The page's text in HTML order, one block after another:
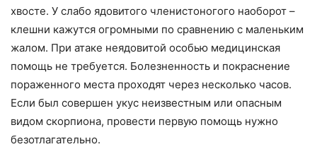
хвосте. У слабо ядовитого членистоногого наоборот –
клешни кажутся огромными по сравнению с маленьким
жалом. При атаке неядовитой особью медицинская
помощь не требуется. Болезненность и покраснение
пораженного места проходят через несколько часов.
Если был совершен укус неизвестным или опасным
видом скорпиона, провести первую помощь нужно
безотлагательно.